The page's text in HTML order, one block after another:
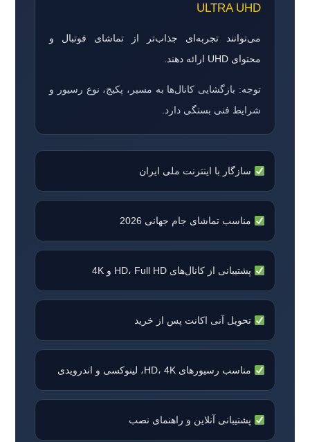
ULTRA UHD
می‌توانند تجربه‌ای جذاب‌تر از تماشای فوتبال و
محتوای UHD ارائه دهند.
توجه: بازگشایی کانال‌ها به مسیر، پکیج، نوع رسیور و
شرایط فنی بستگی دارد.
سازگار با اینترنت ملی ایران
مناسب تماشای جام جهانی 2026
پشتیبانی از کانال‌های HD، Full HD و 4K
تحویل آنی اکانت پس از خرید
مناسب رسیورهای HD، 4K، لینوکسی و اندرویدی
پشتیبانی آنلاین و راهنمای نصب